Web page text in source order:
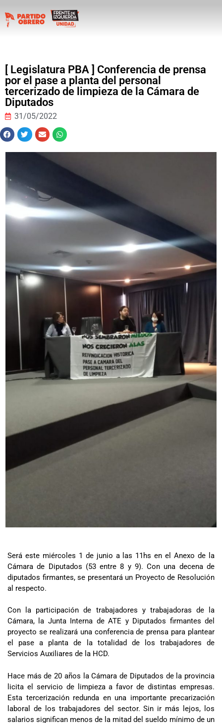
[ Legislatura PBA ] Conferencia de prensa
por el pase a planta del personal
tercerizado de limpieza de la Cámara de
Diputados
31/05/2022
Será este miércoles 1 de junio a las 11hs en el Anexo de la
Cámara de Diputados (53 entre 8 y 9). Con una decena de
diputados firmantes, se presentará un Proyecto de Resolución
al respecto.
Con la participación de trabajadores y trabajadoras de la
Cámara, la Junta Interna de ATE y Diputados firmantes del
proyecto se realizará una conferencia de prensa para plantear
el pase a planta de la totalidad de los trabajadores de
Servicios Auxiliares de la HCD.
Hace más de 20 años la Cámara de Diputados de la provincia
licita el servicio de limpieza a favor de distintas empresas.
Esta tercerización redunda en una importante precarización
laboral de los trabajadores del sector. Sin ir más lejos, los
salarios significan menos de la mitad del sueldo mínimo de un